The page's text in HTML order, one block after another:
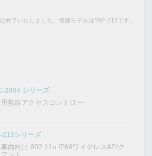
終了いたしました。後継モデルはTAP-213です。
2004 シリーズ
無線アクセスコントロー
213シリーズ
両向け 802.11n IP68ワイヤレスAP/ク
ント